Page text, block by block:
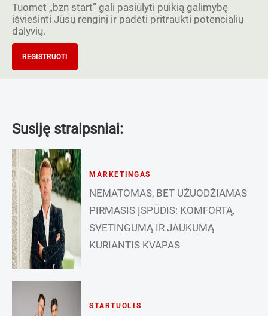
Tuomet „bzn start” gali pasiūlyti puikią galimybę
išviešinti Jūsų renginį ir padėti pritraukti potencialių
dalyvių.
REGISTRUOTI
Susiję straipsniai:
MARKETINGAS
NEMATOMAS, BET UŽUODŽIAMAS
PIRMASIS ĮSPŪDIS: KOMFORTĄ,
SVETINGUMĄ IR JAUKUMĄ
KURIANTIS KVAPAS
STARTUOLIS